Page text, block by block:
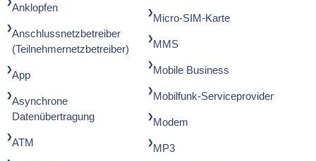
Anklopfen
Anschlussnetzbetreiber
(Teilnehmernetzbetreiber)
App
Asynchrone
Datenübertragung
ATM
Micro-SIM-Karte
MMS
Mobile Business
Mobilfunk-Serviceprovider
Modem
MP3